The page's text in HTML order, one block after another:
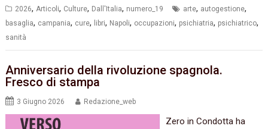
2026,Articoli, Culture, Dall'Italia, numero_19 arte, autogestione,
basaglia, campania, cure, libri, Napoli, occupazioni, psichiatria, psichiatrico,
sanità
Anniversario della rivoluzione spagnola.
Fresco di stampa
3 Giugno 2026 Redazione_web
Zero in Condotta ha